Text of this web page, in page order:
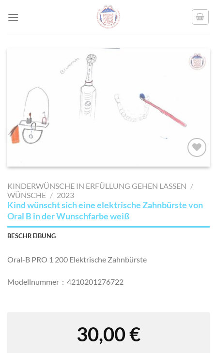
AUF MEINE
SETZEN
KINDERWÜNSCHE IN ERFÜLLUNG GEHEN LASSEN /
WÜNSCHE / 2023
Kind wünscht sich eine elektrische Zahnbürste von
Oral B in der Wunschfarbe weiß
BESCHREIBUNG
Oral-B PRO 1 200 Elektrische Zahnbürste
Modellnummer ‏ : ‎ 4210201276722
30,00€